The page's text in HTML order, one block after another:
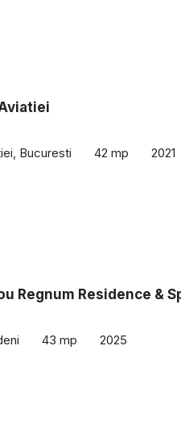
Bucuresti 42 mp 2021
Regnum Residence &
43 mp 2025